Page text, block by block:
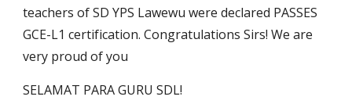
teachers of SD YPS Lawewu were declared PASSES
GCE-L1 certification. Congratulations Sirs! We are
very proud of you
SELAMAT PARA GURU SDL!